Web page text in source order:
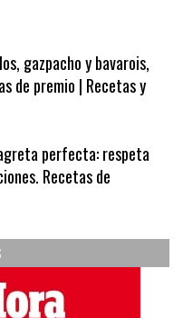
gazpacho y bavarois,
de premio | Recetas y
perfecta: respeta
Recetas de